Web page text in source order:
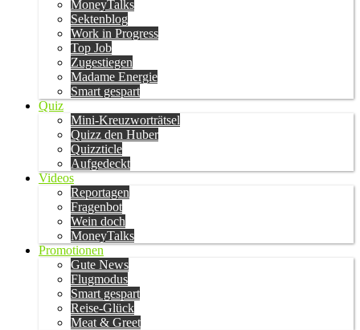
MoneyTalks
Sektenblog
Work in Progress
Top Job
Zugestiegen
Madame Energie
Smart gespart
Quiz
Mini-Kreuzworträtsel
Quizz den Huber
Quizzticle
Aufgedeckt
Videos
Reportagen
Fragenbot
Wein doch
MoneyTalks
Promotionen
Gute News
Flugmodus
Smart gespart
Reise-Glück
Meat & Greet